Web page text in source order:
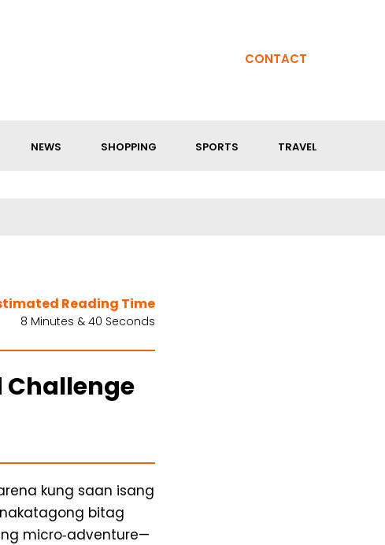
CONTACT
NEWS SHOPPING SPORTS TRAVEL
Reading Time
8 Minutes & 40 Seconds
Challenge
kung saan isang
bitag
micro‑adventure—